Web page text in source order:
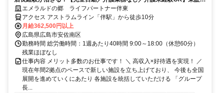
場グループ◆残業ほぼなし・土日休みもOK
エメラルドの郷 ライフパートナー伴東
アクセス アストラムライン「伴駅」から徒歩10分
月給362,500円以上
広島県広島市安佐南区
勤務時間 総労働時間：1週あたり40時間 9:00～18:00（休憩60分）
残業ほぼなし
仕事内容 メリット多数のお仕事です！ ＼ 高収入×好待遇を実現！ ／
現在年間2拠点のペースで新しい施設を立ち上げており、 今後も全国
展開を進めていくにあたり 各施設を統括していただける 「グループ
長...